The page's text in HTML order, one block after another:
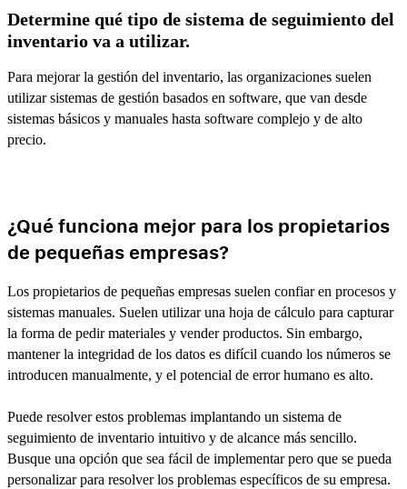
Determine qué tipo de sistema de seguimiento del
inventario va a utilizar.
Para mejorar la gestión del inventario, las organizaciones suelen
utilizar sistemas de gestión basados en software, que van desde
sistemas básicos y manuales hasta software complejo y de alto
precio.
¿Qué funciona mejor para los propietarios
de pequeñas empresas?
Los propietarios de pequeñas empresas suelen confiar en procesos y
sistemas manuales. Suelen utilizar una hoja de cálculo para capturar
la forma de pedir materiales y vender productos. Sin embargo,
mantener la integridad de los datos es difícil cuando los números se
introducen manualmente, y el potencial de error humano es alto.
Puede resolver estos problemas implantando un sistema de
seguimiento de inventario intuitivo y de alcance más sencillo.
Busque una opción que sea fácil de implementar pero que se pueda
personalizar para resolver los problemas específicos de su empresa.